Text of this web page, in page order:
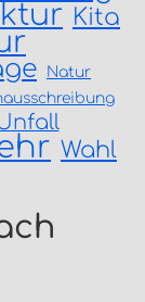
Kita
Natur
Wahl